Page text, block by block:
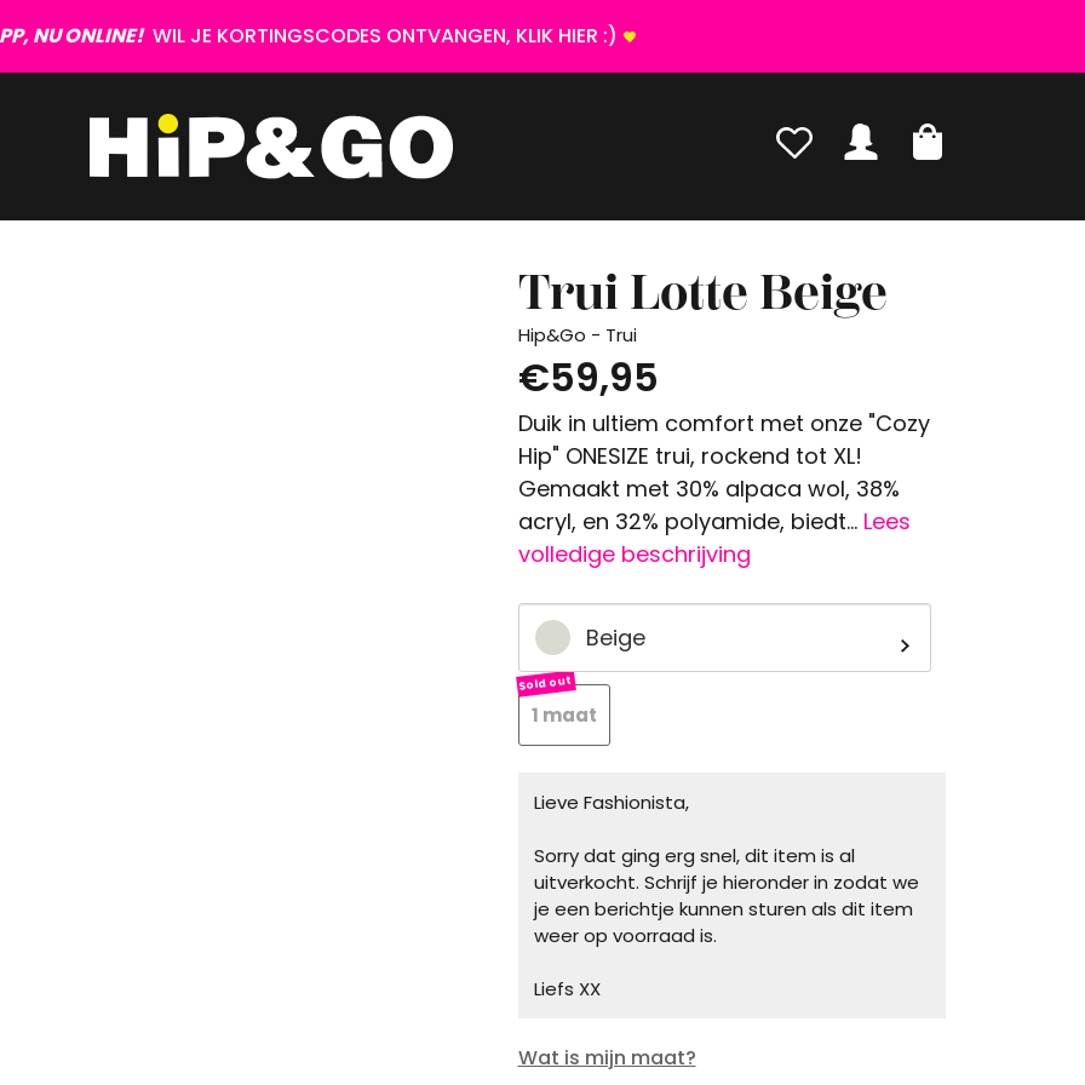
NU ONLINE! WIL JE KORTINGSCODES ONTVANGEN, KLIK HIER :)
Trui Lotte Beige
Hip&Go - Trui
€59,95
Duik in ultiem comfort met onze "Cozy
Hip" ONESIZE trui, rockend tot XL!
Gemaakt met 30% alpaca wol, 38%
acryl, en 32% polyamide, biedt... Lees
volledige beschrijving
Beige
1 maat
Lieve Fashionista,
Sorry dat ging erg snel, dit item is al
uitverkocht. Schrijf je hieronder in zodat we
je een berichtje kunnen sturen als dit item
weer op voorraad is.
Liefs XX
Wat is mijn maat?